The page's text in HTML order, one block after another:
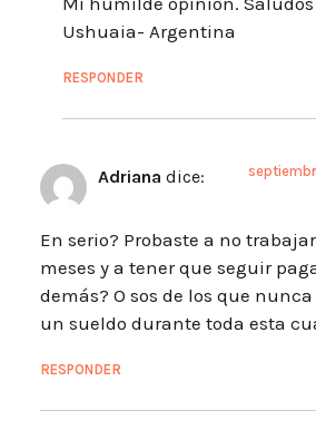
Ushuaia- Argentina
RESPONDER
Adriana dice:
En serio? Probaste a no
meses y a tener que seguir
demás? O sos de los que
un sueldo durante toda esta
RESPONDER